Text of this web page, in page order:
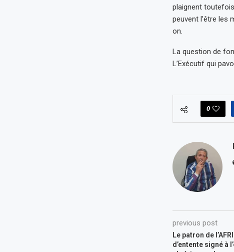
plaignent
peuvent l’être les
on.
La question de
L’Exécutif qui
0
previous post
Le patron de
d’entente signé à